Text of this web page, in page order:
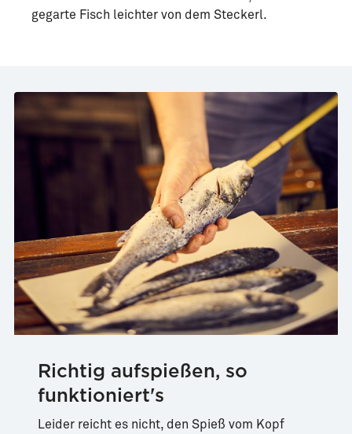
gegarte Fisch leichter von dem Steckerl.
Richtig aufspießen, so
funktioniert's
Leider reicht es nicht, den Spieß vom Kopf